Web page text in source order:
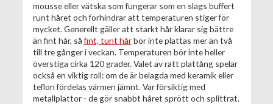
mousse eller vätska som fungerar som en slags buffert
runt håret och förhindrar att temperaturen stiger för
mycket. Generellt gäller att starkt hår klarar sig bättre
än fint hår, såfint, tunt hårbör inte plattas mer än två
till tre gånger i veckan. Temperaturen bör inte heller
överstiga cirka 120 grader. Valet av rätt plattång spelar
också en viktig roll: om de är belagda med keramik eller
teflon fördelas värmen jämnt. Var försiktig med
metallplattor - de gör snabbt håret sprött och splittrat.